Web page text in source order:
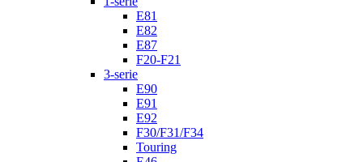
E81
E82
E87
F20-F21
3-serie
E90
E91
E92
F30/F31/F34
Touring